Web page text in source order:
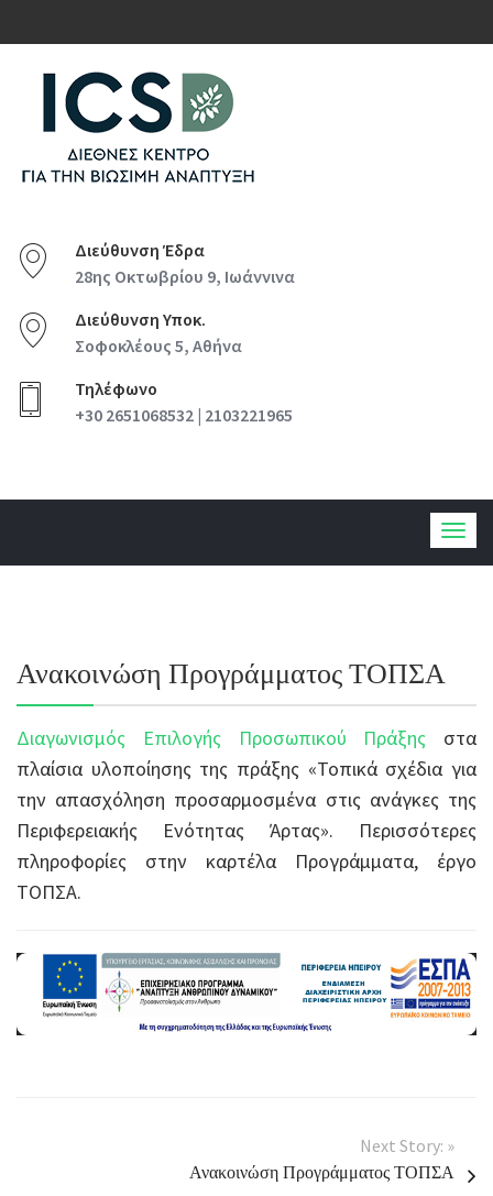
Διεύθυνση Έδρα
28ης Οκτωβρίου 9, Ιωάννινα
Διεύθυνση Υποκ.
Σοφοκλέους 5, Αθήνα
Τηλέφωνο
+30 2651068532 | 2103221965
Ανακοινώση Προγράμματος ΤΟΠΣΑ
Διαγωνισμός Επιλογής Προσωπικού Πράξης στα
πλαίσια υλοποίησης της πράξης «Τοπικά σχέδια για
την απασχόληση προσαρμοσμένα στις ανάγκες της
Περιφερειακής Ενότητας Άρτας». Περισσότερες
πληροφορίες στην καρτέλα Προγράμματα, έργο
ΤΟΠΣΑ.
Next Story: »
Ανακοινώση Προγράμματος ΤΟΠΣΑ